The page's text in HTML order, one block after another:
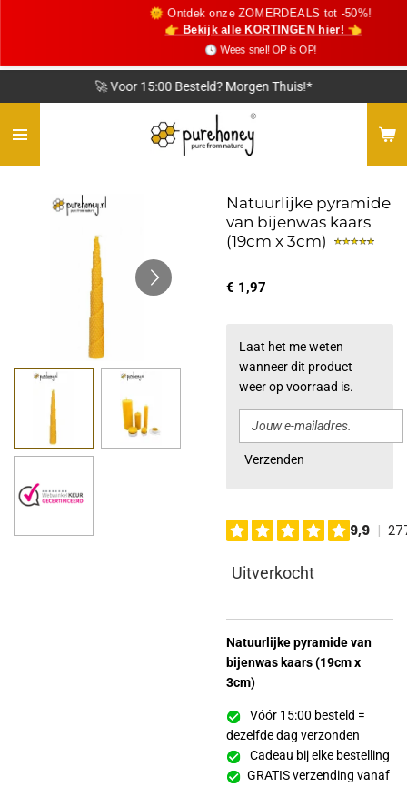
🌞 Ontdek onze ZOMERDEALS tot -50%!
👉 Bekijk alle KORTINGEN hier! 👈
🕓 Wees snel! OP is OP!
🚀 Voor 15:00 Besteld? Morgen Thuis!*
Natuurlijke pyramide
van bijenwas kaars
(19cm x 3cm)
€ 1,97
Laat het me weten
wanneer dit product
weer op voorraad is.
Verzenden
Uitverkocht
Natuurlijke pyramide van
bijenwas kaars (19cm x
3cm)
Vóór 15:00 besteld =
dezelfde dag verzonden
Cadeau bij elke bestelling
GRATIS verzending vanaf